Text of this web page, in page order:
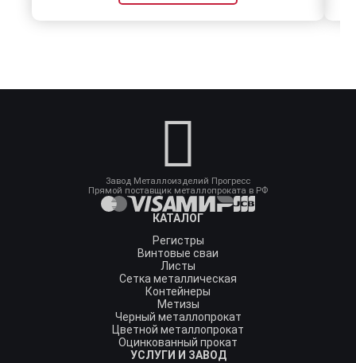
Завод Металлоизделий Прогресс
Прямой поставщик металлопроката в РФ
КАТАЛОГ
Регистры
Винтовые сваи
Листы
Сетка металлическая
Контейнеры
Метизы
Черный металлопрокат
Цветной металлопрокат
Оцинкованный прокат
УСЛУГИ И ЗАВОД